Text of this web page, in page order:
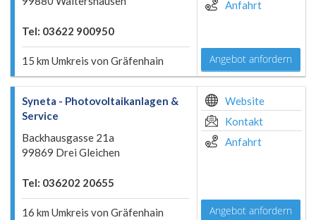
Tel: 03622 900950
15 km Umkreis von Gräfenhain
Anfahrt
Angebot anfordern
Syneta - Photovoltaikanlagen &
Service
Backhausgasse 21a
99869 Drei Gleichen
Tel: 036202 20655
16 km Umkreis von Gräfenhain
Website
Kontakt
Anfahrt
Angebot anfordern